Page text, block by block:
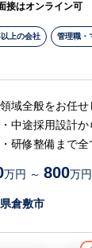
門の中枢として
経営計画、銀行
ンで手腕を発揮
ができるため、
スキルを身につ
る非常に魅力
た環境で長く働
貢献したい方に
接はオンライン可
上の会社 管理職・
域全般をお任せ
中途採用設計か
研修整備まで全
頂きます。
・報酬制度の
万円 ～ 800万円
倉敷市